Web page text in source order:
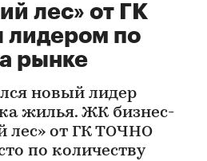
лес» от ГК
по
рынке
новый лидер
жилья. ЖК бизнес-
лес» от ГК ТОЧНО
по количеству